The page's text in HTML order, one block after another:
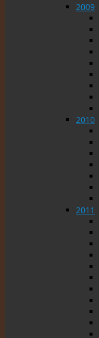
2009
2010
2011